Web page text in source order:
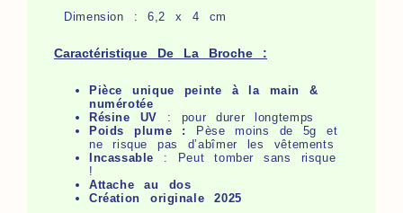
Dimension : 6,2 x 4 cm
Caractéristique De La Broche :
Pièce unique peinte à la main &
numérotée
Résine UV : pour durer longtemps
Poids plume :
Pèse moins de 5g et
ne risque pas d’abîmer les vêtements
Incassable : Peut tomber sans risque
!
Attache au dos
Création originale 2025